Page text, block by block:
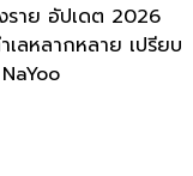
ราย อัปเดต 2026
ลหลากหลาย เปรียบ